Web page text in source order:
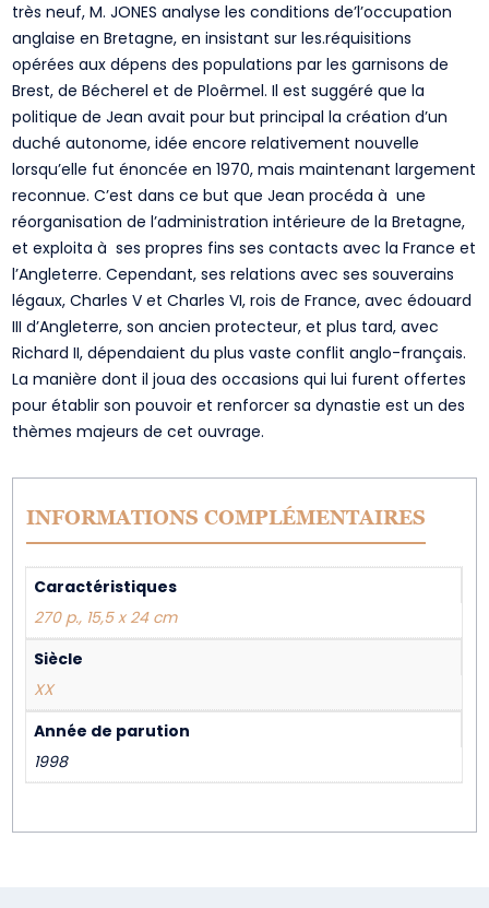
très neuf, M. JONES analyse les conditions de’l’occupation
anglaise en Bretagne, en insistant sur les.réquisitions
opérées aux dépens des populations par les garnisons de
Brest, de Bécherel et de Ploêrmel. Il est suggéré que la
politique de Jean avait pour but principal la création d’un
duché autonome, idée encore relativement nouvelle
lorsqu’elle fut énoncée en 1970, mais maintenant largement
reconnue. C’est dans ce but que Jean procéda à une
réorganisation de l’administration intérieure de la Bretagne,
et exploita à ses propres fins ses contacts avec la France et
l’Angleterre. Cependant, ses relations avec ses souverains
légaux, Charles V et Charles VI, rois de France, avec édouard
III d’Angleterre, son ancien protecteur, et plus tard, avec
Richard II, dépendaient du plus vaste conflit anglo-français.
La manière dont il joua des occasions qui lui furent offertes
pour établir son pouvoir et renforcer sa dynastie est un des
thèmes majeurs de cet ouvrage.
INFORMATIONS COMPLÉMENTAIRES
Caractéristiques
270 p., 15,5 x 24 cm
Siècle
XX
Année de parution
1998